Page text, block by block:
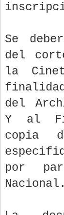
Se
del
la
del
Y al
copia
por
Nacional.